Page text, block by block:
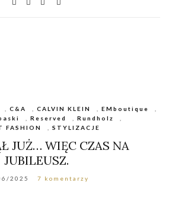
C&A CALVIN KLEIN EMboutique
Reserved Rundholz
FASHION
STYLIZACJE
JUŻ… WIĘC CZAS NA
JUBILEUSZ.
2025 7 komentarzy